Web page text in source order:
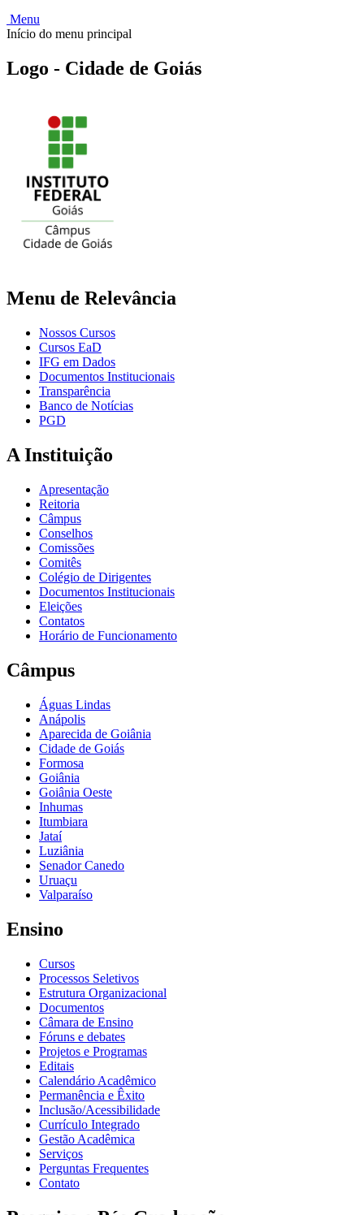
Menu
Início do menu principal
Logo - Cidade de Goiás
Menu de Relevância
Nossos Cursos
Cursos EaD
IFG em Dados
Documentos Institucionais
Transparência
Banco de Notícias
PGD
A Instituição
Apresentação
Reitoria
Câmpus
Conselhos
Comissões
Comitês
Colégio de Dirigentes
Documentos Institucionais
Eleições
Contatos
Horário de Funcionamento
Câmpus
Águas Lindas
Anápolis
Aparecida de Goiânia
Cidade de Goiás
Formosa
Goiânia
Goiânia Oeste
Inhumas
Itumbiara
Jataí
Luziânia
Senador Canedo
Uruaçu
Valparaíso
Ensino
Cursos
Processos Seletivos
Estrutura Organizacional
Documentos
Câmara de Ensino
Fóruns e debates
Projetos e Programas
Editais
Calendário Acadêmico
Permanência e Êxito
Inclusão/Acessibilidade
Currículo Integrado
Gestão Acadêmica
Serviços
Perguntas Frequentes
Contato